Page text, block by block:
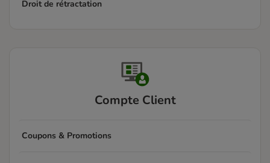
Droit de rétractation
Compte Client
Coupons & Promotions